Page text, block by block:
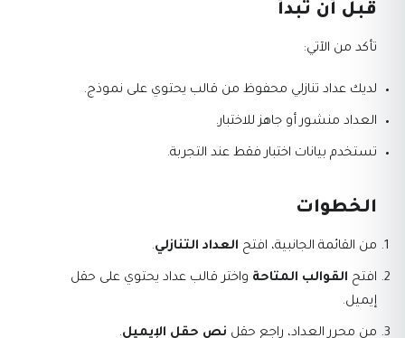
قبل أن تبدأ
تأكد من الآتي:
لديك عداد تنازلي محفوظ من قالب يحتوي على نموذج.
العداد منشور أو جاهز للاختبار.
تستخدم بيانات اختبار فقط عند التجربة.
الخطوات
من القائمة الجانبية، افتح العداد التنازلي.
افتح القوالب المتاحة واختر قالب عداد يحتوي على حقل
إيميل.
من محرر العداد، راجع حقل نص حقل الإيميل.